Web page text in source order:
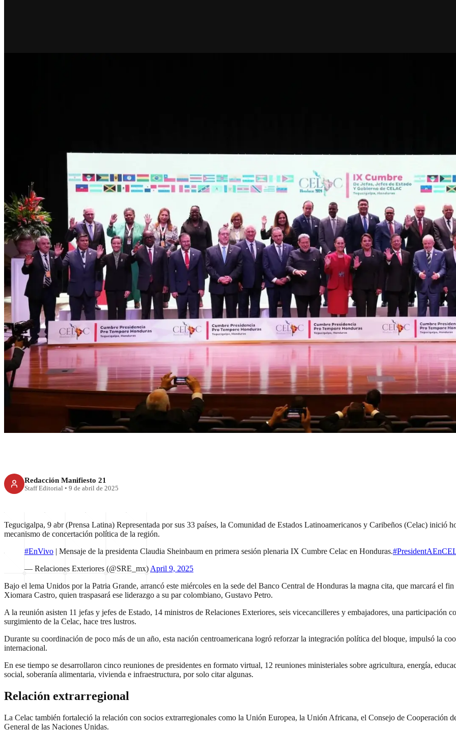
RECIENTE
Celac: Unidos por la Patria Grande
Redacción Manifiesto 21
Staff Editorial • 9 de abril de 2025
Tegucigalpa, 9 abr (Prensa Latina) Representada por sus 33 países, la Comunidad de Estados Latinoamericanos y Caribeños (Celac)
mecanismo de concertación política de la región.
#EnVivo | Mensaje de la presidenta Claudia Sheinbaum en primera sesión plenaria IX Cumbre Celac en Honduras.
— Relaciones Exteriores (@SRE_mx) April 9, 2025
Bajo el lema Unidos por la Patria Grande, arrancó este miércoles en la sede del Banco Central de Honduras la magna cita, que marcará el
Xiomara Castro, quien traspasará ese liderazgo a su par colombiano, Gustavo Petro.
A la reunión asisten 11 jefas y jefes de Estado, 14 ministros de Relaciones Exteriores, seis vicecancilleres y embajadores, una participación
surgimiento de la Celac, hace tres lustros.
Durante su coordinación de poco más de un año, esta nación centroamericana logró reforzar la integración política del bloque, impulsó la
internacional.
En ese tiempo se desarrollaron cinco reuniones de presidentes en formato virtual, 12 reuniones ministeriales sobre agricultura, energía,
social, soberanía alimentaria, vivienda e infraestructura, por solo citar algunas.
Relación extrarregional
La Celac también fortaleció la relación con socios extrarregionales como la Unión Europea, la Unión Africana, el Consejo de Cooperación
General de las Naciones Unidas.